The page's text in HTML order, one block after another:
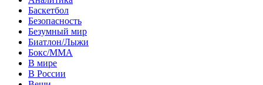
Баскетбол
Безопасность
Безумный мир
Биатлон/Лыжи
Бокс/MMA
В мире
В России